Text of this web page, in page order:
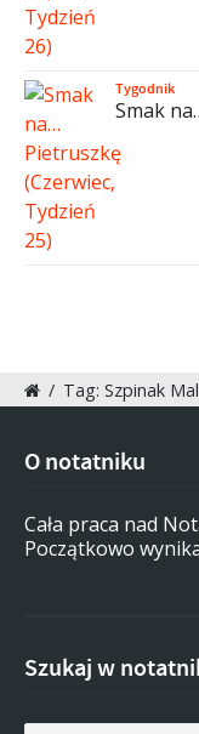
Tygodnik
Smak
/ Tag: Szpinak
O notatniku
Cała praca nad
Początkowo
Szukaj w